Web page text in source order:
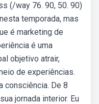
(/way 76. 90, 50. 90)
temporada, mas
é marketing de
é uma
objetivo atrair,
de experiências.
consciência. De 8
jornada interior. Eu